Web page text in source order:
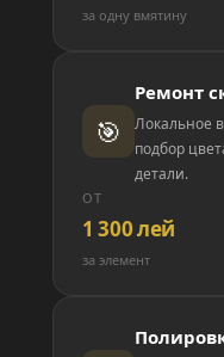
за одну вмятину
🎯
Ремонт
Локальное
подбор
детали.
ОТ
1 300 лей
за элемент